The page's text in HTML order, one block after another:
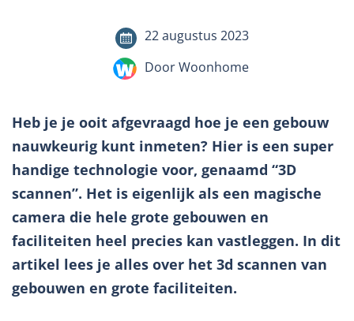
22 augustus 2023
Door Woonhome
Heb je je ooit afgevraagd hoe je een gebouw
nauwkeurig kunt inmeten? Hier is een super
handige technologie voor, genaamd “3D
scannen”. Het is eigenlijk als een magische
camera die hele grote gebouwen en
faciliteiten heel precies kan vastleggen. In dit
artikel lees je alles over het 3d scannen van
gebouwen en grote faciliteiten.